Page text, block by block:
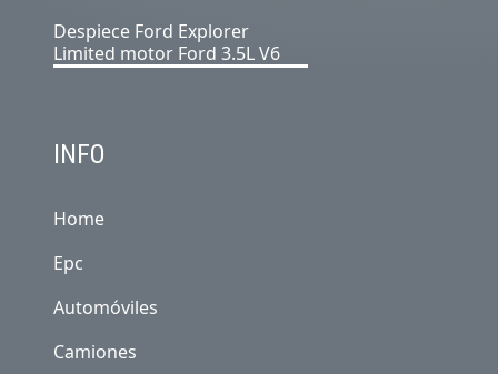
Despiece Ford Explorer
Limited motor Ford 3.5L V6
INFO
Home
Epc
Automóviles
Camiones